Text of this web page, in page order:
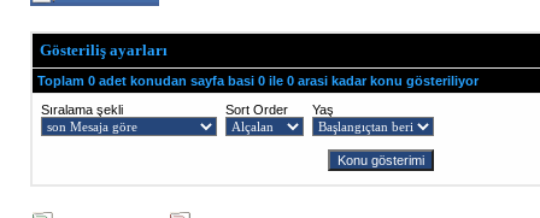
Gösteriliş ayarları
Toplam 0 adet konudan sayfa basi 0 ile 0 arasi kadar konu gösteriliyor
Sıralama şekli
Sort Order Yaş